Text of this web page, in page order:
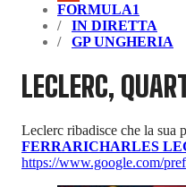
FORMULA1
IN DIRETTA
GP UNGHERIA
LECLERC,
Leclerc ribadisce che la sua
FERRARICHARLES
https://www.google.com/